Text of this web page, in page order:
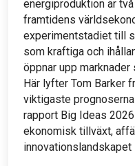
energiproduktion är
framtidens
experimentstadiet till
som kraftiga och
öppnar upp
Här lyfter Tom Barker
viktigaste
rapport Big Ideas
ekonomisk tillväxt,
innovationslandskapet